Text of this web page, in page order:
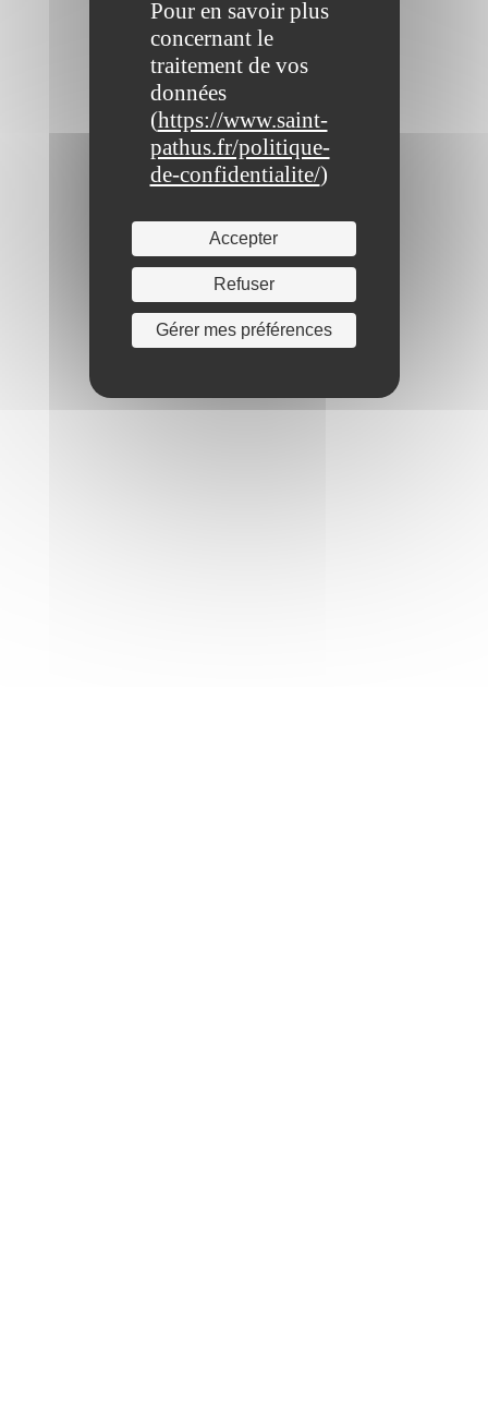
Pour en savoir plus
concernant le
traitement de vos
données
(https://www.saint-
pathus.fr/politique-
de-confidentialite/)
Accepter
Refuser
Gérer mes préférences